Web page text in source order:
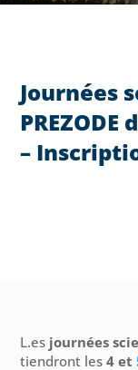
Journées
–
L.es journées
tiendront les4 et